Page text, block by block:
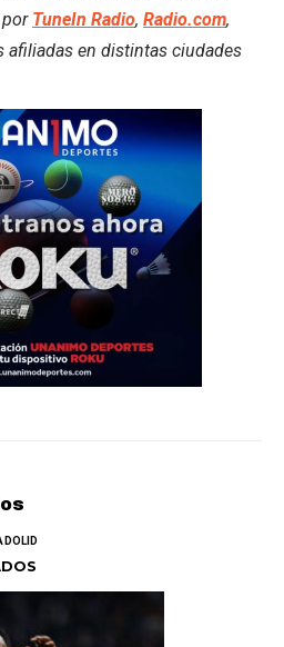
TuneIn Radio, Radio.com,
afiliadas en distintas ciudades